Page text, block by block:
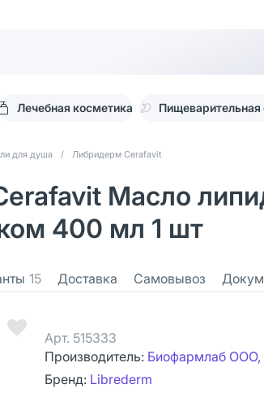
Лечебная косметика Пищеварительная
для душа / Либридерм Cerafavit
Масло
400 мл 1 шт
15 Доставка Самовывоз
Арт. 515333
Производитель: Биофармлаб ООО,
Бренд: Librederm